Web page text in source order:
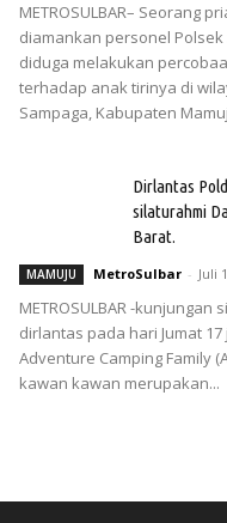
METROSULBAR– Seorang
diamankan personel
diduga melakukan
terhadap anak tirinya di
Sampaga, Kabupaten
Dirlantas
silaturahmi
Barat.
MAMUJU MetroSulbar - Juli
METROSULBAR -
dirlantas pada hari Jumat
Adventure Camping Family
kawan kawan merupakan...